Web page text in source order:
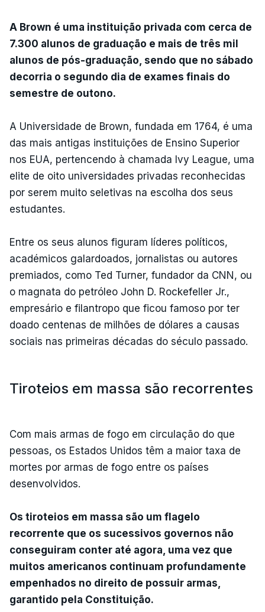
A Brown é uma instituição privada com cerca de
7.300 alunos de graduação e mais de três mil
alunos de pós-graduação, sendo que no sábado
decorria o segundo dia de exames finais do
semestre de outono.
A Universidade de Brown, fundada em 1764, é uma
das mais antigas instituições de Ensino Superior
nos EUA, pertencendo à chamada Ivy League, uma
elite de oito universidades privadas reconhecidas
por serem muito seletivas na escolha dos seus
estudantes.
Entre os seus alunos figuram líderes políticos,
académicos galardoados, jornalistas ou autores
premiados, como Ted Turner, fundador da CNN, ou
o magnata do petróleo John D. Rockefeller Jr.,
empresário e filantropo que ficou famoso por ter
doado centenas de milhões de dólares a causas
sociais nas primeiras décadas do século passado.
Tiroteios em massa são recorrentes
Com mais armas de fogo em circulação do que
pessoas, os Estados Unidos têm a maior taxa de
mortes por armas de fogo entre os países
desenvolvidos.
Os tiroteios em massa são um flagelo
recorrente que os sucessivos governos não
conseguiram conter até agora, uma vez que
muitos americanos continuam profundamente
empenhados no direito de possuir armas,
garantido pela Constituição.